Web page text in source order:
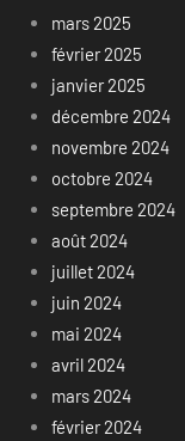
mars 2025
février 2025
janvier 2025
décembre 2024
novembre 2024
octobre 2024
septembre 2024
août 2024
juillet 2024
juin 2024
mai 2024
avril 2024
mars 2024
février 2024